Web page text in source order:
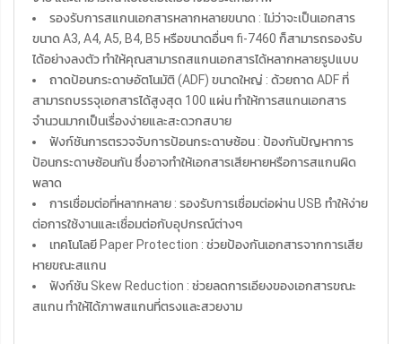
รองรับการสแกนเอกสารหลากหลายขนาด : ไม่ว่าจะเป็นเอกสาร
ขนาด A3, A4, A5, B4, B5 หรือขนาดอื่นๆ fi-7460 ก็สามารถรองรับ
ได้อย่างลงตัว ทำให้คุณสามารถสแกนเอกสารได้หลากหลายรูปแบบ
ถาดป้อนกระดาษอัตโนมัติ (ADF) ขนาดใหญ่ : ด้วยถาด ADF ที่
สามารถบรรจุเอกสารได้สูงสุด 100 แผ่น ทำให้การสแกนเอกสาร
จำนวนมากเป็นเรื่องง่ายและสะดวกสบาย
ฟังก์ชันการตรวจจับการป้อนกระดาษซ้อน : ป้องกันปัญหาการ
ป้อนกระดาษซ้อนกัน ซึ่งอาจทำให้เอกสารเสียหายหรือการสแกนผิด
พลาด
การเชื่อมต่อที่หลากหลาย : รองรับการเชื่อมต่อผ่าน USB ทำให้ง่าย
ต่อการใช้งานและเชื่อมต่อกับอุปกรณ์ต่างๆ
เทคโนโลยี Paper Protection : ช่วยป้องกันเอกสารจากการเสีย
หายขณะสแกน
ฟังก์ชัน Skew Reduction : ช่วยลดการเอียงของเอกสารขณะ
สแกน ทำให้ได้ภาพสแกนที่ตรงและสวยงาม